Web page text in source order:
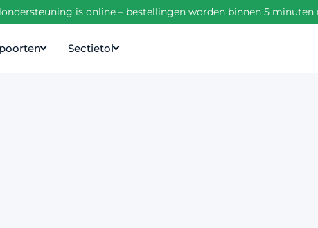
is online – bestellingen worden binnen 5
Sectietol